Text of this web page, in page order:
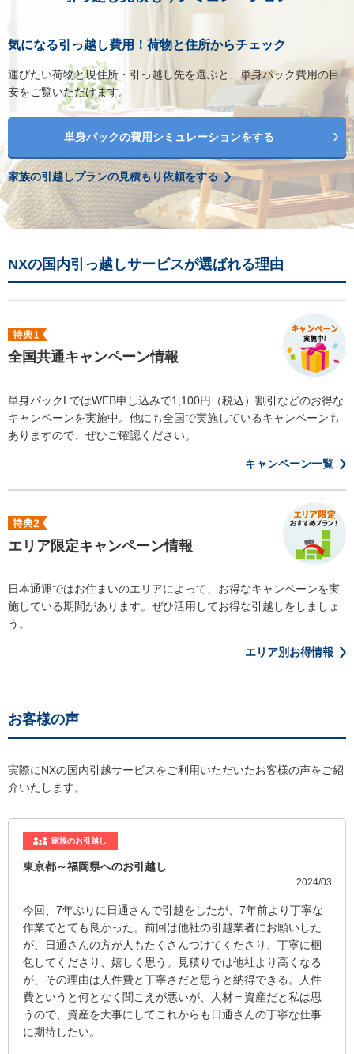
気になる引っ越し費用！荷物と住所からチェック
運びたい荷物と現住所・引っ越し先を選ぶと、単身パック費用の目
安をご覧いただけます。
単身パックの費用シミュレーションをする
家族の引越しプランの見積もり依頼をする
NXの国内引っ越しサービスが選ばれる理由
全国共通キャンペーン情報
単身パックLではWEB申し込みで1,100円（税込）割引などのお得な
キャンペーンを実施中。他にも全国で実施しているキャンペーンも
ありますので、ぜひご確認ください。
キャンペーン一覧
エリア限定キャンペーン情報
日本通運ではお住まいのエリアによって、お得なキャンペーンを実
施している期間があります。ぜひ活用してお得な引越しをしましょ
う。
エリア別お得情報
お客様の声
実際にNXの国内引越サービスをご利用いただいたお客様の声をご紹
介いたします。
家族のお引越し
東京都～福岡県へのお引越し
2024/03
今回、7年ぶりに日通さんで引越をしたが、7年前より丁寧な
作業でとても良かった。前回は他社の引越業者にお願いした
が、日通さんの方が人もたくさんつけてくださり、丁寧に梱
包してくださり、嬉しく思う。見積りでは他社より高くなる
が、その理由は人件費と丁寧さだと思うと納得できる。人件
費というと何となく聞こえが悪いが、人材＝資産だと私は思
うので、資産を大事にしてこれからも日通さんの丁寧な仕事
に期待したい。